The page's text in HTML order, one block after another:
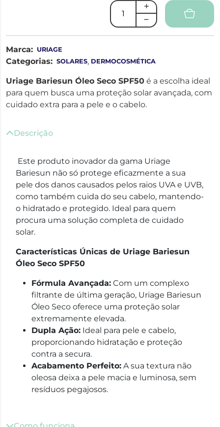
Marca: URIAGE
Categorias: SOLARES, DERMOCOSMÉTICA
Uriage Bariesun Óleo Seco SPF50 é a escolha ideal
para quem busca uma proteção solar avançada, com
cuidado extra para a pele e o cabelo.
Descrição
Este produto inovador da gama Uriage
Bariesun não só protege eficazmente a sua
pele dos danos causados pelos raios UVA e UVB,
como também cuida do seu cabelo, mantendo-
o hidratado e protegido. Ideal para quem
procura uma solução completa de cuidado
solar.
Características Únicas de Uriage Bariesun
Óleo Seco SPF50
Fórmula Avançada: Com um complexo
filtrante de última geração, Uriage Bariesun
Óleo Seco oferece uma proteção solar
extremamente elevada.
Dupla Ação: Ideal para pele e cabelo,
proporcionando hidratação e proteção
contra a secura.
Acabamento Perfeito: A sua textura não
oleosa deixa a pele macia e luminosa, sem
resíduos pegajosos.